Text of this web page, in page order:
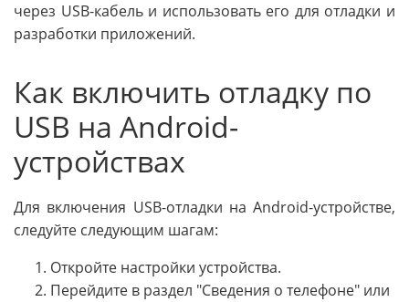
через USB-кабель и использовать его для отладки и
разработки приложений.
Как включить отладку по
USB на Android-
устройствах
Для включения USB-отладки на Android-устройстве,
следуйте следующим шагам:
Откройте настройки устройства.
Перейдите в раздел "Сведения о телефоне" или